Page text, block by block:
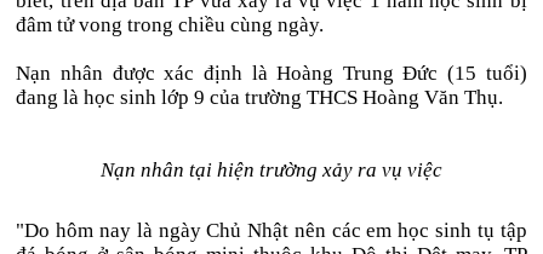
đâm tử vong trong chiều cùng ngày.
Nạn nhân được xác định là Hoàng Trung Đức (15 tuổi)
đang là học sinh lớp 9 của trường THCS Hoàng Văn Thụ.
Nạn nhân tại hiện trường xảy ra vụ việc
"Do hôm nay là ngày Chủ Nhật nên các em học sinh tụ tập